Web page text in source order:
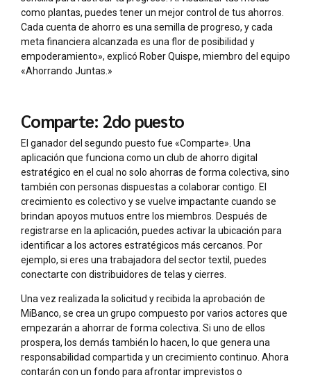
como plantas, puedes tener un mejor control de tus ahorros.
Cada cuenta de ahorro es una semilla de progreso, y cada
meta financiera alcanzada es una flor de posibilidad y
empoderamiento», explicó Rober Quispe, miembro del equipo
«Ahorrando Juntas.»
Comparte: 2do puesto
El ganador del segundo puesto fue «Comparte». Una
aplicación que funciona como un club de ahorro digital
estratégico en el cual no solo ahorras de forma colectiva, sino
también con personas dispuestas a colaborar contigo. El
crecimiento es colectivo y se vuelve impactante cuando se
brindan apoyos mutuos entre los miembros. Después de
registrarse en la aplicación, puedes activar la ubicación para
identificar a los actores estratégicos más cercanos. Por
ejemplo, si eres una trabajadora del sector textil, puedes
conectarte con distribuidores de telas y cierres.
Una vez realizada la solicitud y recibida la aprobación de
MiBanco, se crea un grupo compuesto por varios actores que
empezarán a ahorrar de forma colectiva. Si uno de ellos
prospera, los demás también lo hacen, lo que genera una
responsabilidad compartida y un crecimiento continuo. Ahora
contarán con un fondo para afrontar imprevistos o